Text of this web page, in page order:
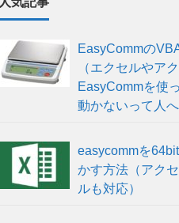
EasyCommの
（エクセルやア
EasyCommを使
動かないって人へ
easycommを
かす方法（アク
ルも対応）